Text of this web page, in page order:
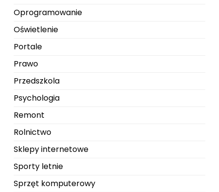
Oprogramowanie
Oświetlenie
Portale
Prawo
Przedszkola
Psychologia
Remont
Rolnictwo
Sklepy internetowe
Sporty letnie
Sprzęt komputerowy